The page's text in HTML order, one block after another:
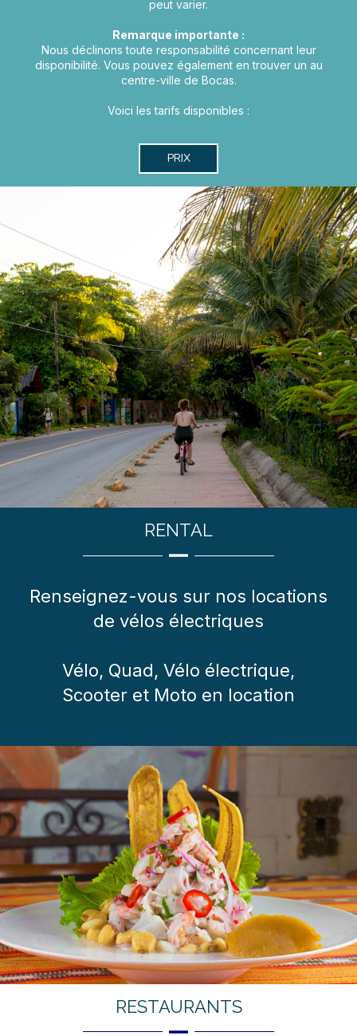
peut varier.
Remarque importante :
Nous déclinons toute responsabilité concernant leur
disponibilité. Vous pouvez également en trouver un au
centre-ville de Bocas.
Voici les tarifs disponibles :
PRIX
RENTAL
Renseignez-vous sur nos locations
de vélos électriques
Vélo, Quad, Vélo électrique,
Scooter et Moto en location
RESTAURANTS